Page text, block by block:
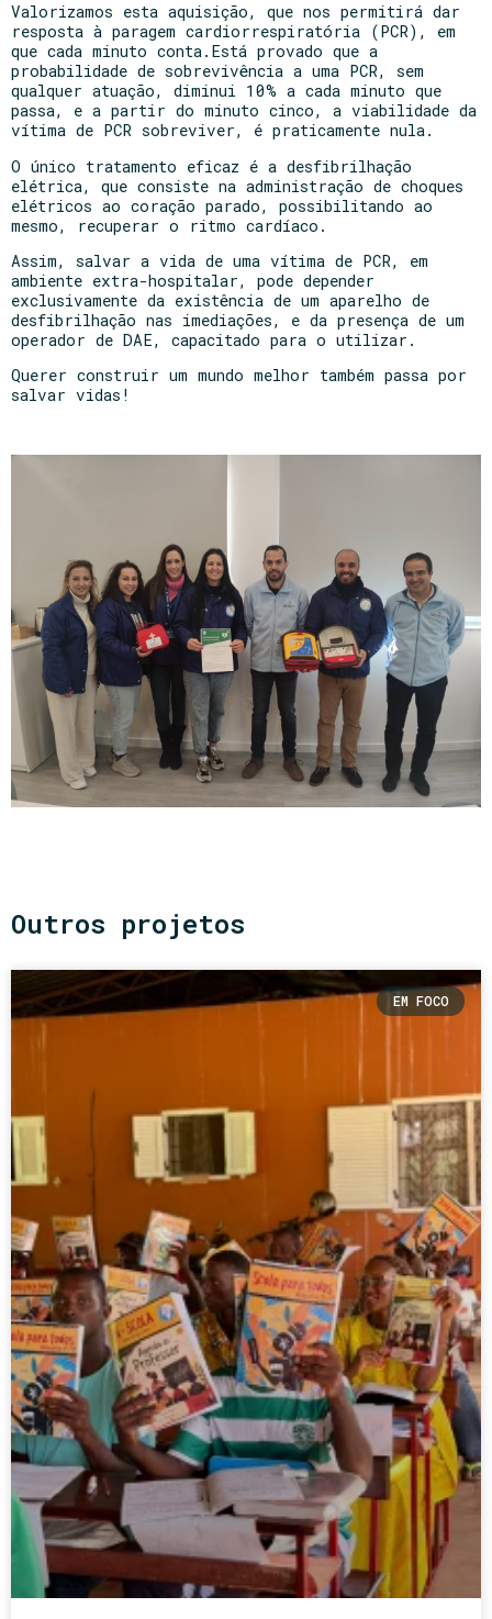
Valorizamos esta aquisição, que nos permitirá dar
resposta à paragem cardiorrespiratória (PCR), em
que cada minuto conta.Está provado que a
probabilidade de sobrevivência a uma PCR, sem
qualquer atuação, diminui 10% a cada minuto que
passa, e a partir do minuto cinco, a viabilidade da
vítima de PCR sobreviver, é praticamente nula.
O único tratamento eficaz é a desfibrilhação
elétrica, que consiste na administração de choques
elétricos ao coração parado, possibilitando ao
mesmo, recuperar o ritmo cardíaco.
Assim, salvar a vida de uma vítima de PCR, em
ambiente extra-hospitalar, pode depender
exclusivamente da existência de um aparelho de
desfibrilhação nas imediações, e da presença de um
operador de DAE, capacitado para o utilizar.
Querer construir um mundo melhor também passa por
salvar vidas!
Outros projetos
EM FOCO